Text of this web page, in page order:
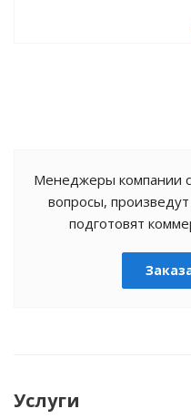
Менеджеры компании
вопросы, произведут
подготовят
Услуги